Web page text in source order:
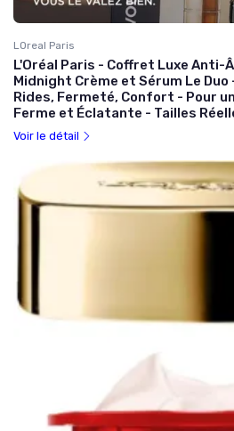
LOreal Paris
L'Oréal Paris - Coffret Luxe Anti-
Midnight Crème et Sérum Le
Rides, Fermeté, Confort - Pour
Ferme et Éclatante - Tailles
Voir le détail